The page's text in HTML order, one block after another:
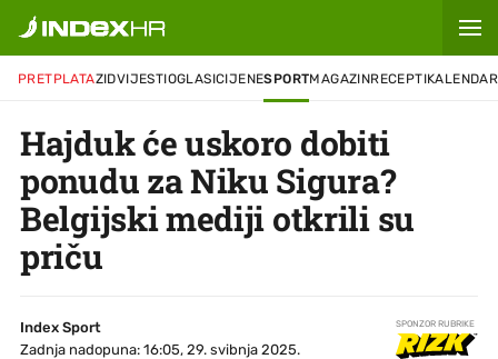
PRETPLATAZIDVIJESTIOGLASICIJENESPORTMAGAZINRECEPTIKALENDAR
Hajduk će uskoro dobiti
ponudu za Niku Sigura?
Belgijski mediji otkrili su
priču
Index Sport
Zadnja nadopuna: 16:05, 29. svibnja 2025.
SPONZOR RUBRIKE